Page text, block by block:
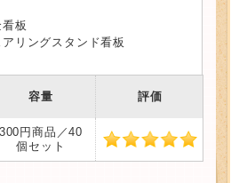
板
リングスタンド看板
容量 評価
300円商品／40
個セット